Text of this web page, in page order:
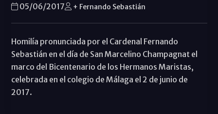
05/06/2017 + Fernando Sebastián
Homilía pronunciada por el Cardenal Fernando
Sebastián en el día de San Marcelino Champagnat el
marco del Bicentenario de los Hermanos Maristas,
celebrada en el colegio de Málaga el 2 de junio de
2017.